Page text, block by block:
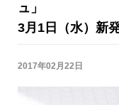
ュ」
3月1日（水）新
2017年02月22日